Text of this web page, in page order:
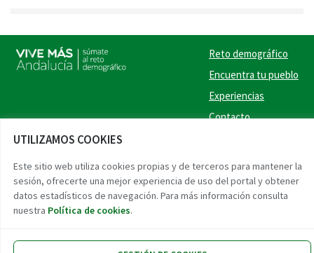
UTILIZAMOS COOKIES
Este sitio web utiliza cookies propias y de terceros para mantener la
sesión, ofrecerte una mejor experiencia de uso del portal y obtener
datos estadísticos de navegación. Para más información consulta
nuestra Política de cookies.
Reto demográfico
Encuentra tu pueblo
Experiencias
Contacto
Accesibilidad Aviso legal Protección de datos